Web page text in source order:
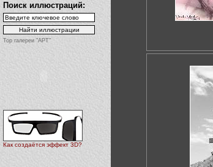
Поиск иллюстраций:
Top галереи "АРТ"
Как создаётся эффект 3D?